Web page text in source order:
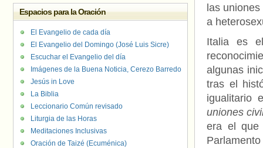
las
a
Italia es
algunas
tras el
igualitario
uniones
era el
Espacios para la Oración
El Evangelio de cada día
El Evangelio del Domingo (José Luis Sicre)
Escuchar el Evangelio del día
Imágenes de la Buena Noticia, Cerezo Barredo
Jesús in Love
La Biblia
Leccionario Común revisado
Liturgia de las Horas
Meditaciones Inclusivas
Oración de Taizé (Ecuménica)